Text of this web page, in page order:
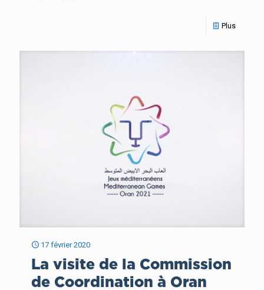
Plus
17 février 2020
La visite de la Commission
de Coordination à Oran